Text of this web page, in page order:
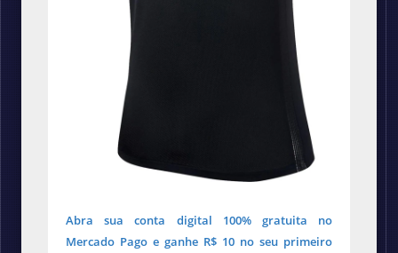
Abra sua conta digital 100% gratuita no
Mercado Pago e ganhe R$ 10 no seu primeiro